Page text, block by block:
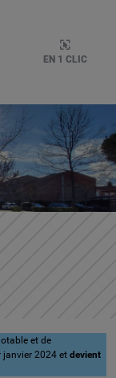
Occitanie – 1
EN 1 CLIC
et de
janvier 2024 et devient